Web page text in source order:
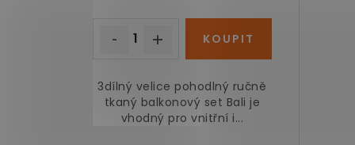
3dílný velice pohodlný ručně
tkaný balkonový set Bali je
vhodný pro vnitřní i...